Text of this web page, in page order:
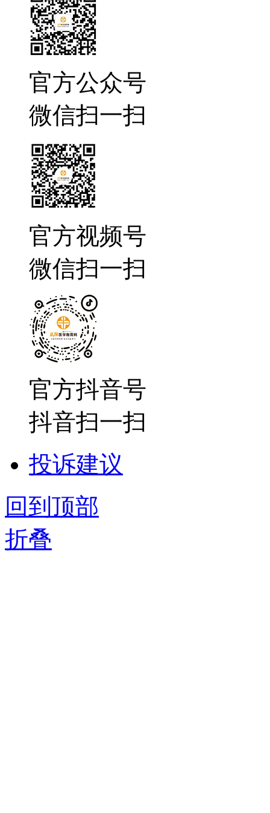
官方公众号
微信扫一扫
官方视频号
微信扫一扫
官方抖音号
抖音扫一扫
投诉建议
回到顶部
折叠